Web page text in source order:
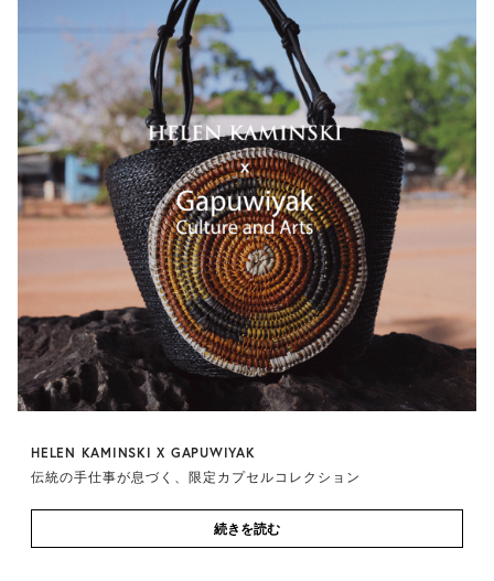
HELEN KAMINSKI X GAPUWIYAK
伝統の手仕事が息づく、限定カプセルコレクション
続きを読む